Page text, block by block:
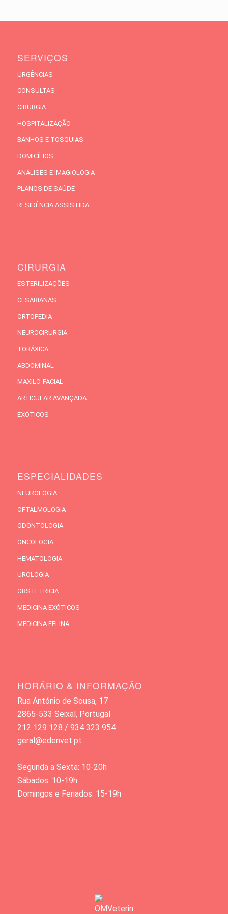
SERVIÇOS
URGÊNCIAS
CONSULTAS
CIRURGIA
HOSPITALIZAÇÃO
BANHOS E TOSQUIAS
DOMICÍLIOS
ANÁLISES E IMAGIOLOGIA
PLANOS DE SAÚDE
RESIDÊNCIA ASSISTIDA
CIRURGIA
ESTERILIZAÇÕES
CESARIANAS
ORTOPEDIA
NEUROCIRURGIA
TORÁXICA
ABDOMINAL
MAXILO-FACIAL
ARTICULAR AVANÇADA
EXÓTICOS
ESPECIALIDADES
NEUROLOGIA
OFTALMOLOGIA
ODONTOLOGIA
ONCOLOGIA
HEMATOLOGIA
UROLOGIA
OBSTETRICIA
MEDICINA EXÓTICOS
MEDICINA FELINA
HORÁRIO & INFORMAÇÃO
Rua António de Sousa, 17
2865-533 Seixal, Portugal
212 129 128 / 934 323 954
geral@edenvet.pt
Segunda a Sexta: 10-20h
Sábados: 10-19h
Domingos e Feriados: 15-19h